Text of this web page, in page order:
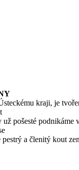
kraji, je
pošesté
a členitý kout